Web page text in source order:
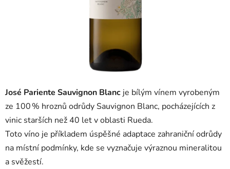
José Pariente Sauvignon Blanc je bílým vínem vyrobeným
ze 100 % hroznů odrůdySauvignon Blanc, pocházejících z
vinic starších než 40 letvoblasti Rueda.
Totovíno je příkladem úspěšné adaptace zahraničníodrůdy
na místní podmínky, kde se vyznačuje výraznou mineralitou
a svěžestí.